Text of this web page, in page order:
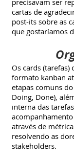
cartas de
post-its sobre as
que gostaríamos
Os cards
formato kanban
etapas comuns
Doing, Done),
interna das
através de
resolvendo as
stakeholders.